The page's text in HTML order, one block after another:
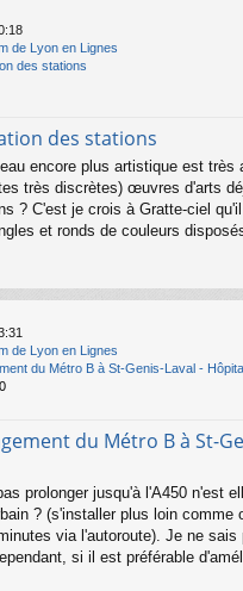
de Lyon en Lignes
des stations
des stations
encore plus artistique est très
très discrètes) œuvres d'arts
? C'est je crois à Gratte-ciel
et ronds de couleurs
de Lyon en Lignes
du Métro B à St-Genis-Laval -
du Métro B à St-
prolonger jusqu'à l'A450 n'est
? (s'installer plus loin comme
via l'autoroute). Je ne
si il est préférable